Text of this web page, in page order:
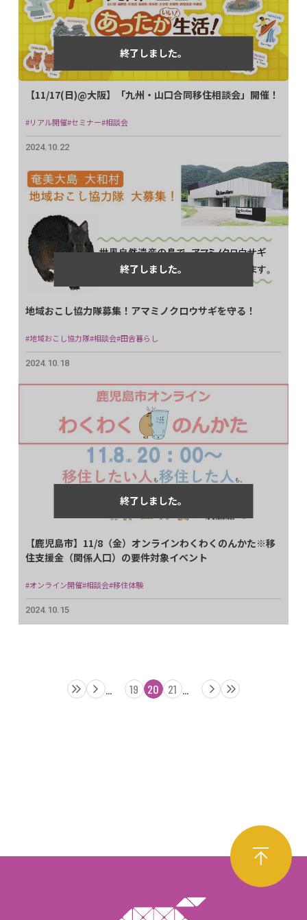
【11/17(日)@大阪】「九州・山口合同移住相談会」開催！
#リアル開催#セミナー#相談会
2024.10.22
地域おこし協力隊募集！アマミノクロウサギを守る！
#地域おこし協力隊#相談会#田舎暮らし
2024.10.18
【鹿児島市】11/8（金）オンラインわくわくのんかた※移
住支援金（関係人口）の要件対象イベント
#オンライン開催#相談会#移住体験
2024.10.15
... 19 20 21 ...